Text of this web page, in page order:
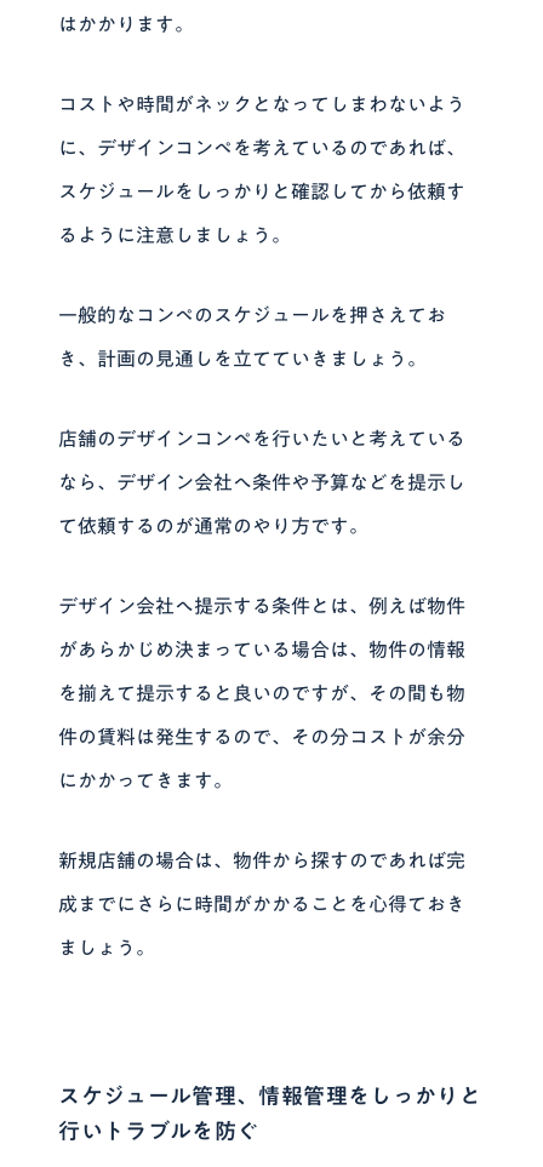
はかかります。
コストや時間がネックとなってしまわないよう
に、デザインコンペを考えているのであれば、
スケジュールをしっかりと確認してから依頼す
るように注意しましょう。
一般的なコンペのスケジュールを押さえてお
き、計画の見通しを立てていきましょう。
店舗のデザインコンペを行いたいと考えている
なら、デザイン会社へ条件や予算などを提示し
て依頼するのが通常のやり方です。
デザイン会社へ提示する条件とは、例えば物件
があらかじめ決まっている場合は、物件の情報
を揃えて提示すると良いのですが、その間も物
件の賃料は発生するので、その分コストが余分
にかかってきます。
新規店舗の場合は、物件から探すのであれば完
成までにさらに時間がかかることを心得ておき
ましょう。
スケジュール管理、情報管理をしっかりと
行いトラブルを防ぐ